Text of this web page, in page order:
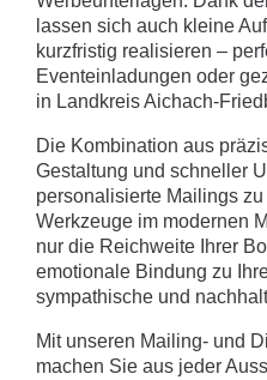
lassen sich auch kleine
kurzfristig realisieren –
Eventeinladungen oder
in Landkreis Aichach-
Die Kombination aus
Gestaltung und schneller
personalisierte Mailings
Werkzeuge im modernen
nur die Reichweite Ihrer
emotionale Bindung zu
sympathische und
Mit unseren Mailing- und
machen Sie aus jeder